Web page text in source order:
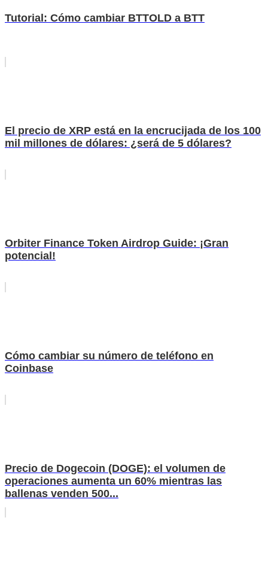
Tutorial: Cómo cambiar BTTOLD a BTT
El precio de XRP está en la encrucijada de los 100
mil millones de dólares: ¿será de 5 dólares?
Orbiter Finance Token Airdrop Guide: ¡Gran
potencial!
Cómo cambiar su número de teléfono en
Coinbase
Precio de Dogecoin (DOGE): el volumen de
operaciones aumenta un 60% mientras las
ballenas venden 500...